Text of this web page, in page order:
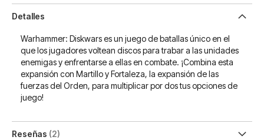
Detalles
Warhammer: Diskwars es un juego de batallas único en el
que los jugadores voltean discos para trabar a las unidades
enemigas y enfrentarse a ellas en combate. ¡Combina esta
expansión con Martillo y Fortaleza, la expansión de las
fuerzas del Orden, para multiplicar por dos tus opciones de
juego!
Reseñas 2